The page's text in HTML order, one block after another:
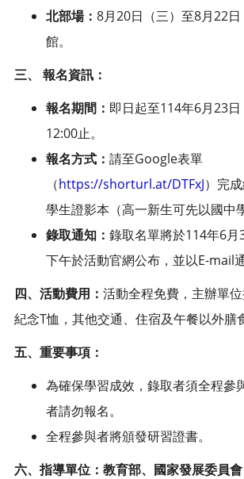
北部場： 8月20日（三）至8月22
館。
三、 報名資訊：
報名期間： 即日起至114年6月23
12:00止。
報名方式： 請至Google表單
（https://shorturl.at/DTFxJ）完
學生證影本（高一新生可先以國中
錄取通知： 錄取名單將於114年6月
下午於活動官網公布，並以E-mail通
四、活動費用： 活動全程免費，主辦單
紀念T恤，其他交通、住宿及午餐以外膳
五、重要事項：
為確保學習成效，錄取者須全程參
者請勿報名。
全程參與者將頒發研習證書。
六、指導單位：教育部、國家發展委員會